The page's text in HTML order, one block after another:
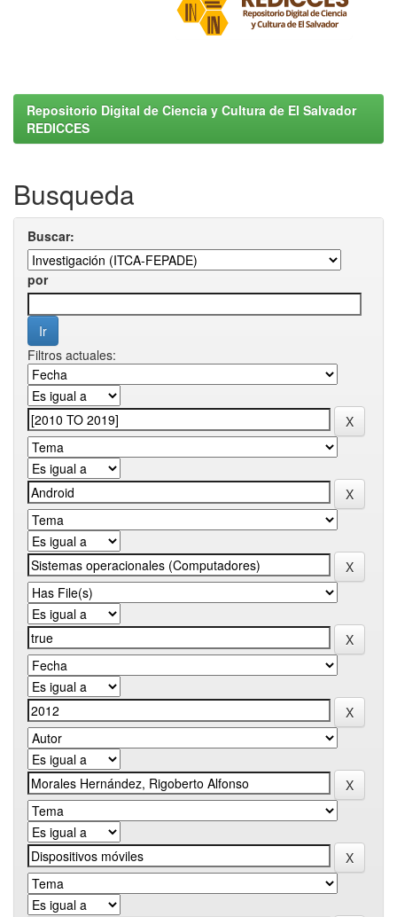
Repositorio Digital de Ciencia y Cultura de El Salvador
REDICCES
Busqueda
Buscar:
por
Filtros actuales: